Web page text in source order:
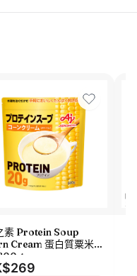
素 Protein Soup
Cream 蛋白質粟米